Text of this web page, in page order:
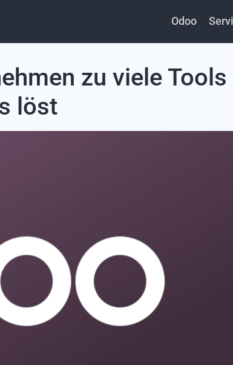
Odoo
zu viele Tools
löst